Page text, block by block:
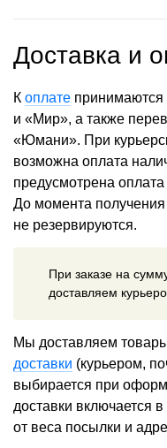
Доставка и
К оплате принимаются
и «Мир», а также
«Юмани». При
возможна оплата
предусмотрена
До момента
не резервируются.
При заказе на
доставляем
Мы доставляем
доставки (курьером,
выбирается при
доставки включается
от веса посылки и